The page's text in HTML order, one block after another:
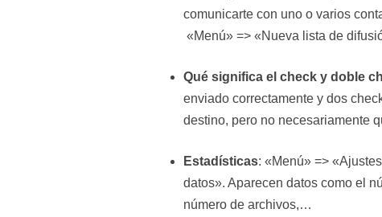
comunicarte con uno o varios
«Menú» => «Nueva lista de
Qué significa el check y doble
enviado correctamente y dos
destino, pero no necesariamente
Estadísticas: «Menú» =>
datos». Aparecen datos como el
número de archivos,…